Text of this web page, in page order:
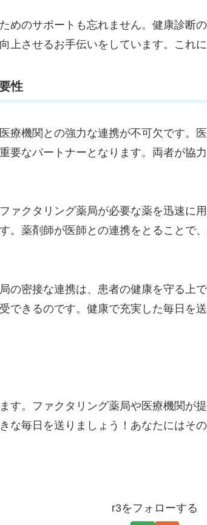
めのサポートも忘れません。健康診断
上させるお手伝いをしています。これ
性
療機関との強力な連携が不可欠です。
要なパートナーとなります。両者が協
ァクタリング薬局が必要な薬を迅速に
。薬剤師が医師との連携をとることで
の密接な連携は、患者の健康を守る上
できるのです。健康で充実した毎日を
す。ファクタリング薬局や医療機関が
な毎日を送りましょう！あなたにはその
r3をフォローする